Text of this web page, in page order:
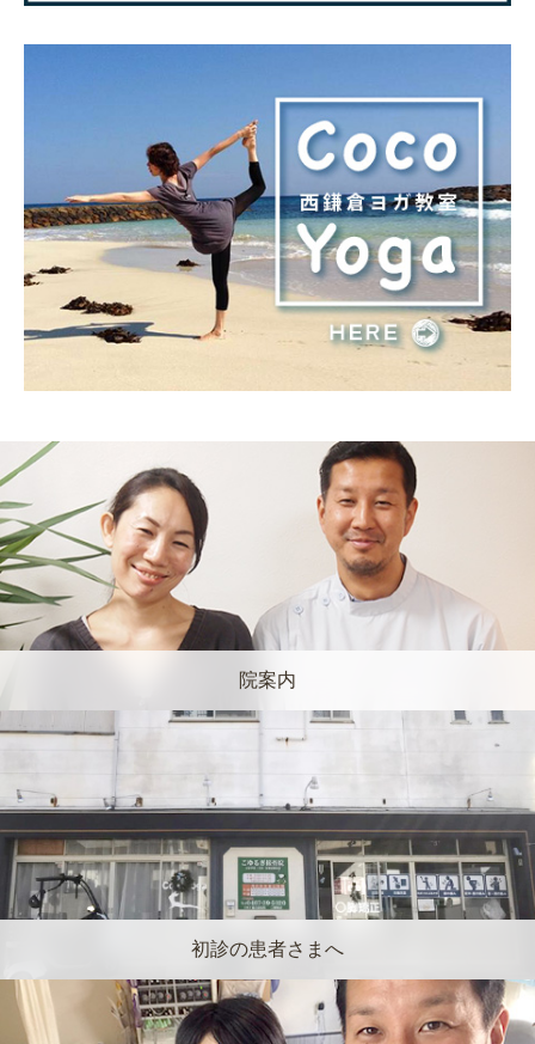
院案内
初診の患者さまへ